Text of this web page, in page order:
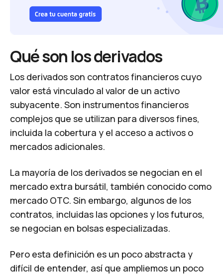
Qué son los derivados
Los derivados son contratos financieros cuyo
valor está vinculado al valor de un activo
subyacente. Son instrumentos financieros
complejos que se utilizan para diversos fines,
incluida la cobertura y el acceso a activos o
mercados adicionales.
La mayoría de los derivados se negocian en el
mercado extra bursátil, también conocido como
mercado OTC. Sin embargo, algunos de los
contratos, incluidas las opciones y los futuros,
se negocian en bolsas especializadas.
Pero esta definición es un poco abstracta y
difícil de entender, así que ampliemos un poco